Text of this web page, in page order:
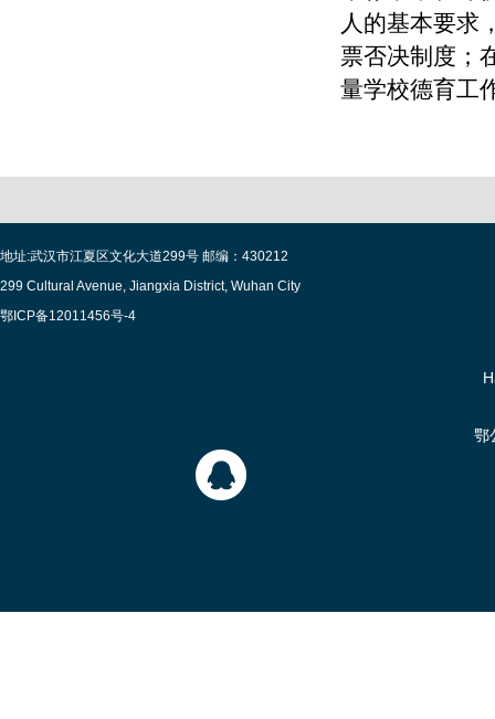
人的基本要求
票否决制度；
量学校德育工
地址:武汉市江夏区文化大道299号 邮编：430212
299 Cultural Avenue, Jiangxia District, Wuhan City
鄂ICP备12011456号-4
鄂